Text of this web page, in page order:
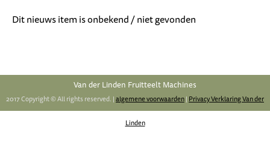
Dit nieuws item is onbekend / niet gevonden
Van der Linden Fruitteelt Machines
2017 Copyright © All rights reserved. |algemene voorwaarden| Privacy Verklaring Van der
Linden